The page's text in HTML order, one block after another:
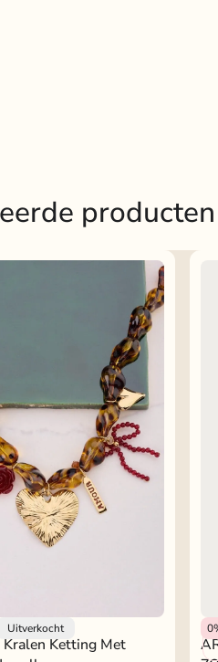
producten
Uitverkocht
Ketting Met